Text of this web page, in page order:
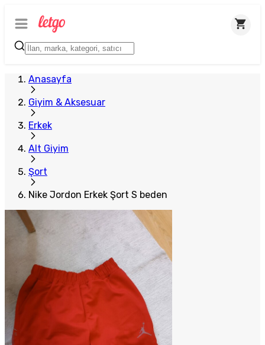
Anasayfa
Giyim & Aksesuar
Erkek
Alt Giyim
Şort
Nike Jordon Erkek Şort S beden
Plus Satıcı